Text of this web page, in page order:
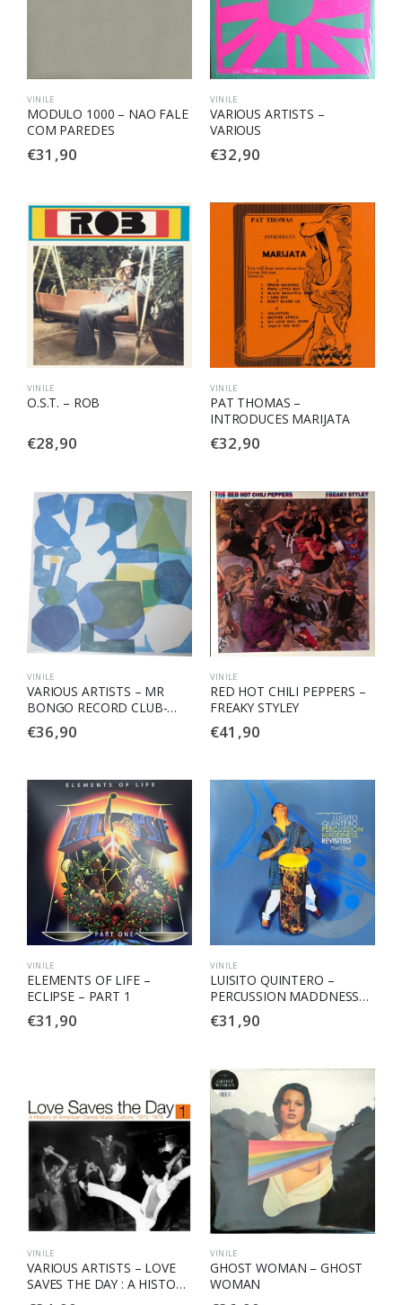
VINILE
MODULO 1000 – NAO FALE
COM PAREDES
€31,90
VINILE
VARIOUS ARTISTS –
VARIOUS
€32,90
VINILE
O.S.T. – ROB
€28,90
VINILE
PAT THOMAS –
INTRODUCES MARIJATA
€32,90
VINILE
VARIOUS ARTISTS – MR
BONGO RECORD CLUB-
VOL.2
€36,90
VINILE
RED HOT CHILI PEPPERS –
FREAKY STYLEY
€41,90
VINILE
ELEMENTS OF LIFE –
ECLIPSE – PART 1
€31,90
VINILE
LUISITO QUINTERO –
PERCUSSION MADDNESS
REVISITED – PART 1
€31,90
VINILE
VARIOUS ARTISTS – LOVE
SAVES THE DAY : A HISTORY
OF AMERICAN DANCE
VINILE
GHOST WOMAN – GHOST
WOMAN